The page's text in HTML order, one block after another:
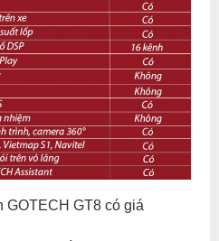
GOTECH GT8 có giá